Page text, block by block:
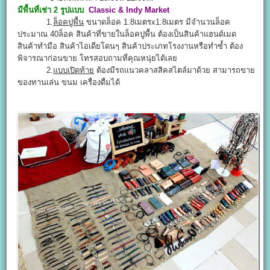
มีพื้นที่เช่า 2 รูปแบบ Classic & Indy Market
1.ล็อคปูพื้น ขนาดล็อค 1.8เมตรx1.8เมตร มีจำนวนล็อค
ประมาณ 40ล็อค สินค้าที่ขายในล็อคปูพื้น ต้องเป็นสินค้าแฮนด์เมด
สินค้าทำมือ สินค้าไอเดียโดนๆ สินค้าประเภทโรงงานหรือทำซ้ำ ต้อง
พิจารณาก่อนขาย โทรสอบถามที่คุณหนุ่ยได้เลย
2.แบบเปิดท้าย ต้องมีรถแนวคลาสสิคสไตล์มาด้วย สามารถขาย
ของทานเล่น ขนม เครื่องดื่มได้